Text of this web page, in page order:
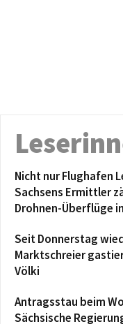
Nicht nur Flughafen
Sachsens Ermittler
Drohnen-Überflüge
Seit Donnerstag
Marktschreier
Völki
Antragsstau beim
Sächsische